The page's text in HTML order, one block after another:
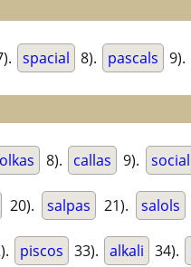
spacial 8). pascals 9).
8). callas 9). social
20). salpas 21). salols
piscos 33). alkali 34).